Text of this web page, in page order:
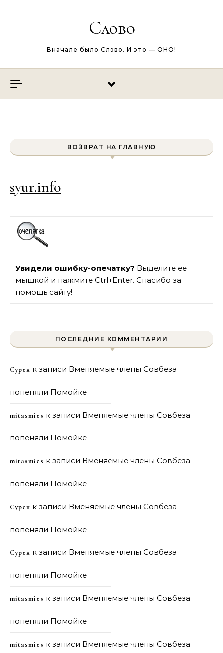
Слово
Вначале было Слово. И это — ОНО!
ВОЗВРАТ НА ГЛАВНУЮ
syur.info
Увидели ошибку-опечатку? Выделите ее
мышкой и нажмите Ctrl+Enter. Спасибо за
помощь сайту!
ПОСЛЕДНИЕ КОММЕНТАРИИ
Сурен к записи Вменяемые члены Совбеза
попеняли Помойке
mitasmies к записи Вменяемые члены Совбеза
попеняли Помойке
mitasmies к записи Вменяемые члены Совбеза
попеняли Помойке
Сурен к записи Вменяемые члены Совбеза
попеняли Помойке
Сурен к записи Вменяемые члены Совбеза
попеняли Помойке
mitasmies к записи Вменяемые члены Совбеза
попеняли Помойке
mitasmies к записи Вменяемые члены Совбеза